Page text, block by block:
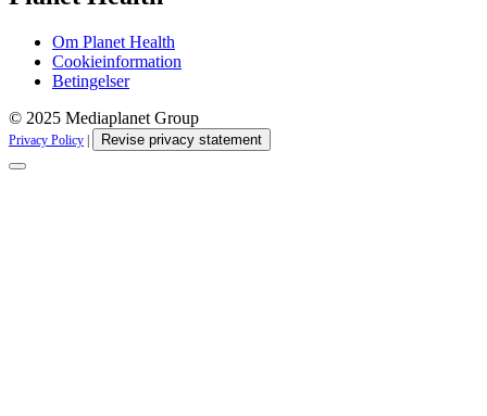
Om Planet Health
Cookieinformation
Betingelser
© 2025 Mediaplanet Group
Privacy Policy Revise privacy statement